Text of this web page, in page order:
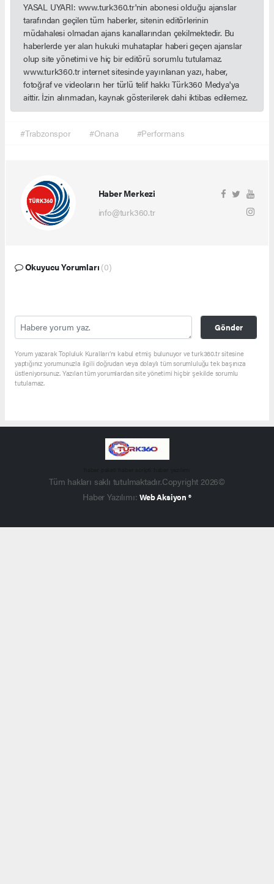
YASAL UYARI: www.turk360.tr'nin abonesi olduğu ajanslar
tarafından geçilen tüm haberler, sitenin editörlerinin
müdahalesi olmadan ajans kanallarından çekilmektedir. Bu
haberlerde yer alan hukuki muhataplar haberi geçen ajanslar
olup site yönetimi ve hiç bir editörü sorumlu tutulamaz.
www.turk360.tr internet sitesinde yayınlanan yazı, haber,
fotoğraf ve videoların her türlü telif hakkı Türk360 Medya'ya
aittir. İzin alınmadan, kaynak gösterilerek dahi iktibas edilemez.
#Trabzonspor #Onana #Performans
Haber Merkezi
info@turk360.tr
Okuyucu Yorumları (0)
Gönder
Yorum yazarak Topluluk Kuralları’nı kabul etmiş bulunuyor ve turk360.tr sitesine
yaptığınız yorumunuzla ilgili doğrudan veya dolaylı tüm sorumluluğu tek başınıza
üstleniyorsunuz. Yazılan tüm yorumlardan site yönetimi hiçbir şekilde sorumlu
tutulamaz.
Tüm hakları saklı tutulmaktadır.Copyright 2026©
Haber Yazılımı:Web Aksiyon ®